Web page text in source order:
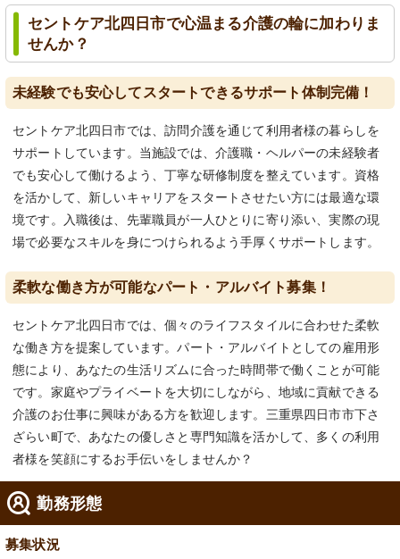
セントケア北四日市で心温まる介護の輪に加わりま
せんか？
未経験でも安心してスタートできるサポート体制完備！
セントケア北四日市では、訪問介護を通じて利用者様の暮らしを
サポートしています。当施設では、介護職・ヘルパーの未経験者
でも安心して働けるよう、丁寧な研修制度を整えています。資格
を活かして、新しいキャリアをスタートさせたい方には最適な環
境です。入職後は、先輩職員が一人ひとりに寄り添い、実際の現
場で必要なスキルを身につけられるよう手厚くサポートします。
柔軟な働き方が可能なパート・アルバイト募集！
セントケア北四日市では、個々のライフスタイルに合わせた柔軟
な働き方を提案しています。パート・アルバイトとしての雇用形
態により、あなたの生活リズムに合った時間帯で働くことが可能
です。家庭やプライベートを大切にしながら、地域に貢献できる
介護のお仕事に興味がある方を歓迎します。三重県四日市市下さ
ざらい町で、あなたの優しさと専門知識を活かして、多くの利用
者様を笑顔にするお手伝いをしませんか？
勤務形態
募集状況